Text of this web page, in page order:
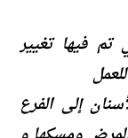
فیھا تغییر
إلى الفرع